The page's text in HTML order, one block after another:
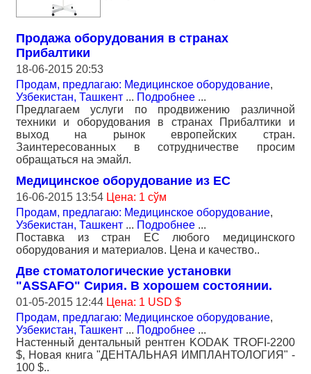
Продажа оборудования в странах
Прибалтики
18-06-2015 20:53
Продам, предлагаю: Медицинское оборудование,
Узбекистан, Ташкент ... Подробнее ...
Предлагаем услуги по продвижению различной
техники и оборудования в странах Прибалтики и
выход на рынок европейских стран.
Заинтересованных в сотрудничестве просим
обращаться на эмайл.
Медицинское оборудование из ЕС
16-06-2015 13:54 Цена: 1 сўм
Продам, предлагаю: Медицинское оборудование,
Узбекистан, Ташкент ... Подробнее ...
Поставка из стран ЕС любого медицинского
оборудования и материалов. Цена и качество..
Две стоматологические установки
"ASSAFO" Сирия. В хорошем состоянии.
01-05-2015 12:44 Цена: 1 USD $
Продам, предлагаю: Медицинское оборудование,
Узбекистан, Ташкент ... Подробнее ...
Настенный дентальный рентген KODAK TROFI-2200
$, Новая книга "ДЕНТАЛЬНАЯ ИМПЛАНТОЛОГИЯ" -
100 $..